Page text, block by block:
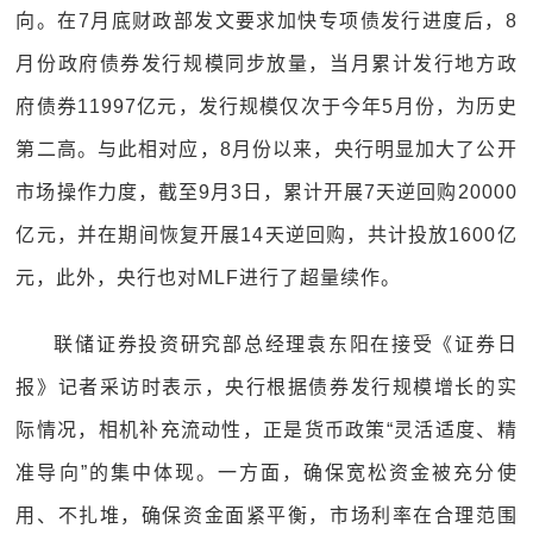
向。在7月底财政部发文要求加快专项债发行进度后，8
月份政府债券发行规模同步放量，当月累计发行地方政
府债券11997亿元，发行规模仅次于今年5月份，为历史
第二高。与此相对应，8月份以来，央行明显加大了公开
市场操作力度，截至9月3日，累计开展7天逆回购20000
亿元，并在期间恢复开展14天逆回购，共计投放1600亿
元，此外，央行也对MLF进行了超量续作。
联储证券投资研究部总经理袁东阳在接受《证券日
报》记者采访时表示，央行根据债券发行规模增长的实
际情况，相机补充流动性，正是货币政策“灵活适度、精
准导向”的集中体现。一方面，确保宽松资金被充分使
用、不扎堆，确保资金面紧平衡，市场利率在合理范围